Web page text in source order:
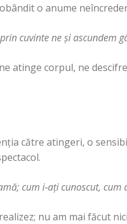
o anume
cuvinte ne şi ascundem
atinge corpul, ne
către atingeri, o
cum i‑aţi cunoscut, cum
nu am mai făcut